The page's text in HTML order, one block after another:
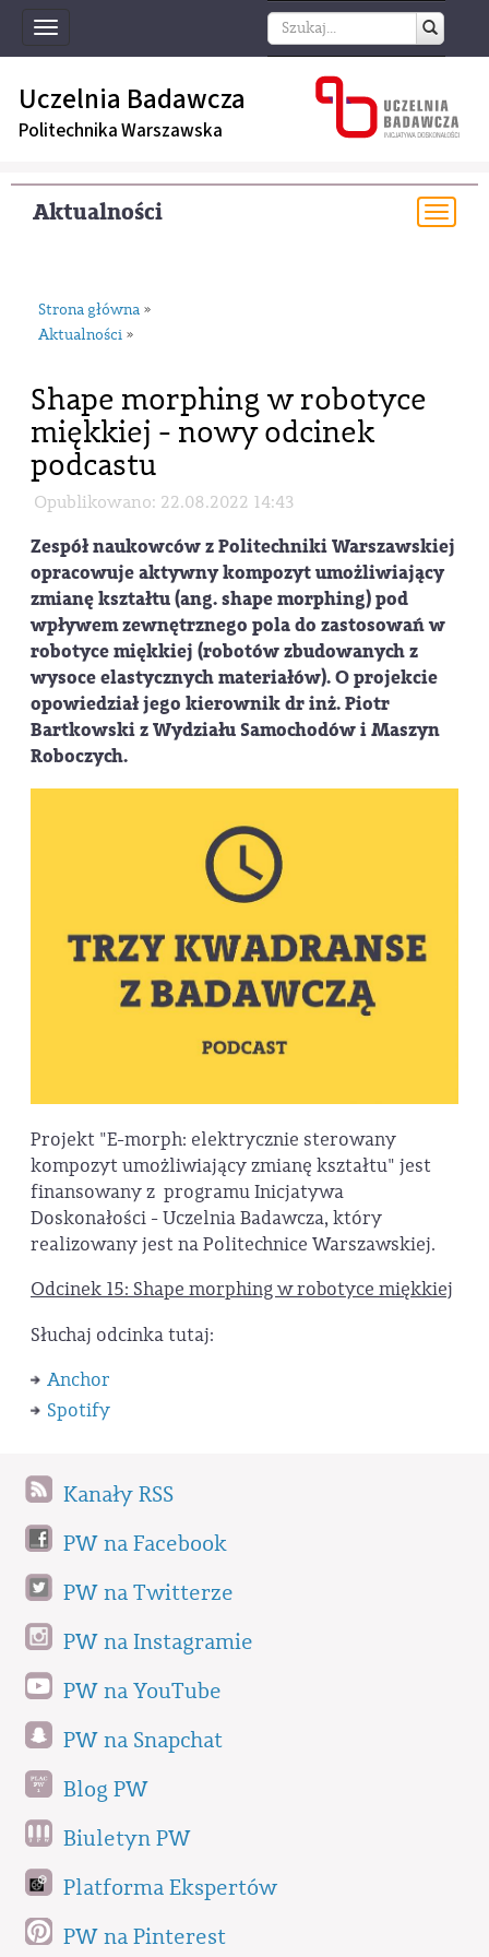
Toggle
navigation
Uczelnia Badawcza
Politechnika Warszawska
Aktualności
Strona główna »
Aktualności »
Shape morphing w robotyce
miękkiej - nowy odcinek
podcastu
Opublikowano: 22.08.2022 14:43
Zespół naukowców z Politechniki Warszawskiej
opracowuje aktywny kompozyt umożliwiający
zmianę kształtu (ang. shape morphing) pod
wpływem zewnętrznego pola do zastosowań w
robotyce miękkiej (robotów zbudowanych z
wysoce elastycznych materiałów). O projekcie
opowiedział jego kierownik dr inż. Piotr
Bartkowski z Wydziału Samochodów i Maszyn
Roboczych.
Projekt "E-morph: elektrycznie sterowany
kompozyt umożliwiający zmianę kształtu" jest
finansowany z programu Inicjatywa
Doskonałości - Uczelnia Badawcza, który
realizowany jest na Politechnice Warszawskiej.
Odcinek 15: Shape morphing w robotyce miękkiej
Słuchaj odcinka tutaj:
Anchor
Spotify
Kanały RSS
PW na Facebook
PW na Twitterze
PW na Instagramie
PW na YouTube
PW na Snapchat
Blog PW
Biuletyn PW
Platforma Ekspertów
PW na Pinterest